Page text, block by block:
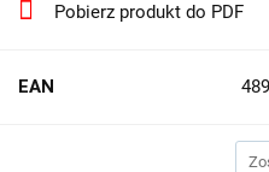
Pobierz produkt do PDF
EAN